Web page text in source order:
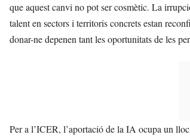
que aquest canvi no pot ser cosmètic. La
talent en sectors i territoris concrets estan
donar-ne depenen tant les oportunitats de les
Per a l’ICER, l’aportació de la IA ocupa un